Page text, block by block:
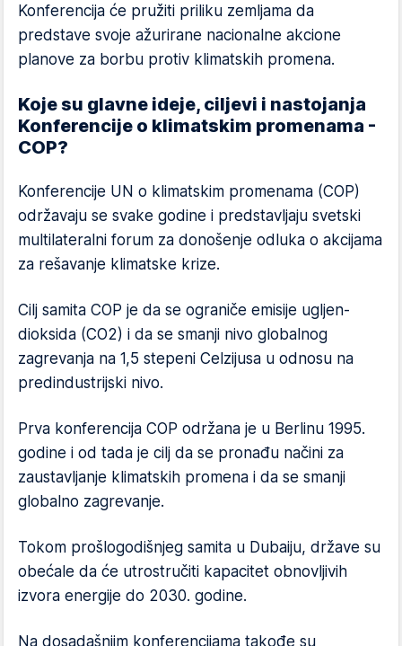
Konferencija će pružiti priliku zemljama da
predstave svoje ažurirane nacionalne akcione
planove za borbu protiv klimatskih promena.
Koje su glavne ideje, ciljevi i nastojanja
Konferencije o klimatskim promenama -
COP?
Konferencije UN o klimatskim promenama (COP)
održavaju se svake godine i predstavljaju svetski
multilateralni forum za donošenje odluka o akcijama
za rešavanje klimatske krize.
Cilj samita COP je da se ograniče emisije ugljen-
dioksida (CO2) i da se smanji nivo globalnog
zagrevanja na 1,5 stepeni Celzijusa u odnosu na
predindustrijski nivo.
Prva konferencija COP održana je u Berlinu 1995.
godine i od tada je cilj da se pronađu načini za
zaustavljanje klimatskih promena i da se smanji
globalno zagrevanje.
Tokom prošlogodišnjeg samita u Dubaiju, države su
obećale da će utrostručiti kapacitet obnovljivih
izvora energije do 2030. godine.
Na dosadašnjim konferencijama takođe su